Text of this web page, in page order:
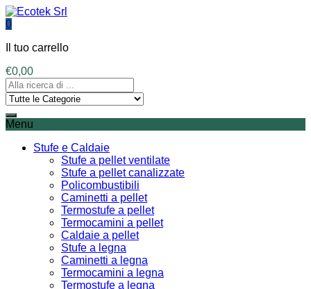
0
Il tuo carrello
€0,00
Menu
Stufe e Caldaie
Stufe a pellet ventilate
Stufe a pellet canalizzate
Policombustibili
Caminetti a pellet
Termostufe a pellet
Termocamini a pellet
Caldaie a pellet
Stufe a legna
Caminetti a legna
Termocamini a legna
Termostufe a legna